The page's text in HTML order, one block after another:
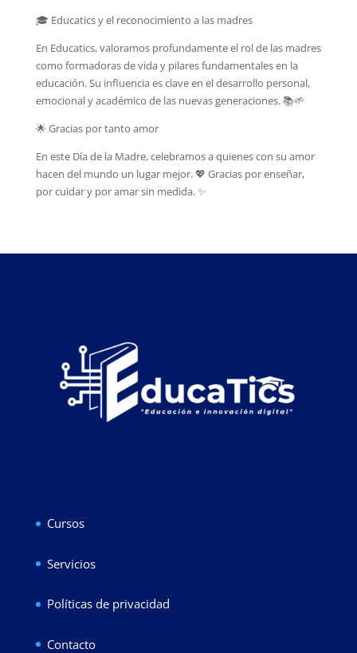
🎓 Educatics y el reconocimiento a las madres
En Educatics, valoramos profundamente el rol de las madres
como formadoras de vida y pilares fundamentales en la
educación. Su influencia es clave en el desarrollo personal,
emocional y académico de las nuevas generaciones. 📚🌱
🌟 Gracias por tanto amor
En este Día de la Madre, celebramos a quienes con su amor
hacen del mundo un lugar mejor. 💖 Gracias por enseñar,
por cuidar y por amar sin medida. ✨
Cursos
Servicios
Políticas de privacidad
Contacto